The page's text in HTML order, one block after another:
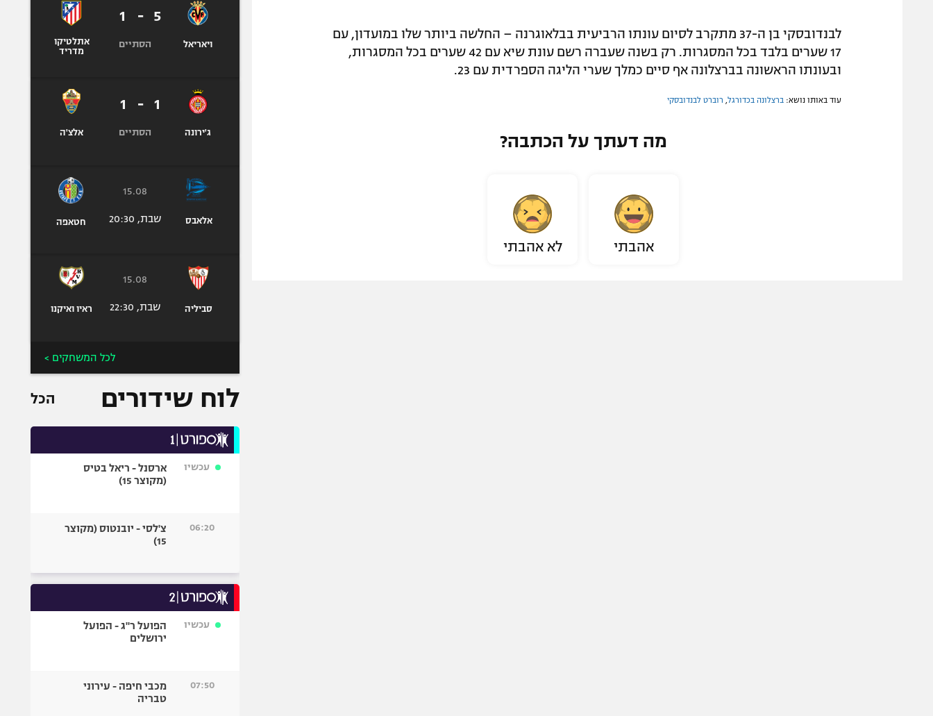
לבנדובסקי בן ה-37 מתקרב לסיום עונתו הרביעית בבלאוגרנה – החלשה ביותר שלו במועדון, עם
17 שערים בלבד בכל המסגרות. רק בשנה שעברה רשם עונת שיא עם 42 שערים בכל המסגרות,
ובעונתו הראשונה בברצלונה אף סיים כמלך שערי הליגה הספרדית עם 23.
עוד באותו נושא: ברצלונה בכדורגל רוברט לבנדובסקי
מה דעתך על הכתבה?
אהבתי לא אהבתי
ויאריאל
5
-
1
הסתיים
אתלטיקו
מדריד
ג'ירונה
1
-
1
הסתיים אלצ'ה
אלאבס
15.08
שבת, 20:30 חטאפה
סביליה
15.08
שבת, 22:30 ראיו ואיקנו
לכל המשחקים >
לוח שידורים הכל
עכשיו
ארסנל - ריאל בטיס
(מקוצר 15)
06:20
צ'לסי - יובנטוס (מקוצר
15)
עכשיו
הפועל ר"ג - הפועל
ירושלים
07:50
מכבי חיפה - עירוני
טבריה